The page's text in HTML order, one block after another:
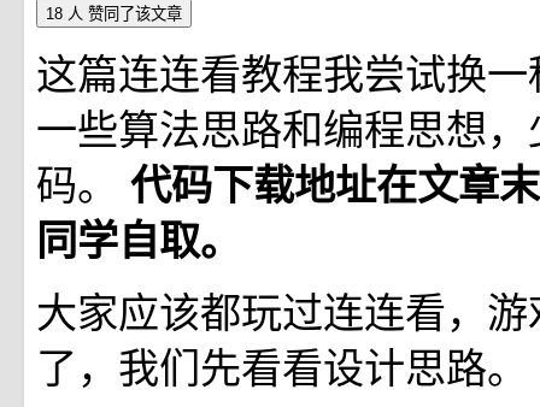
18 人 赞同了该文章
这篇连连看教程我尝试换
一些算法思路和编程思想
码。 代码下载地址在文章
同学自取。
大家应该都玩过连连看，
了，我们先看看设计思路。